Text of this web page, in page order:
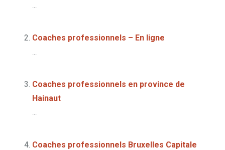
Coaches professionnels – En ligne
Coaches professionnels en province de
Hainaut
Coaches professionnels Bruxelles Capitale